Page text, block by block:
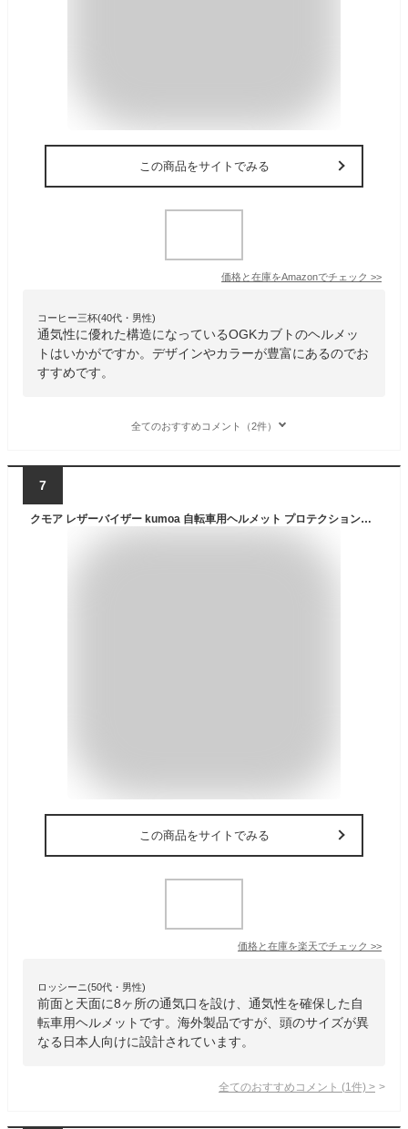
この商品をサイトでみる
価格と在庫をAmazonでチェック >>
コーヒー三杯(40代・男性)
通気性に優れた構造になっているOGKカブトのヘルメッ
トはいかがですか。デザインやカラーが豊富にあるのでお
すすめです。
全てのおすすめコメント（2件）
7
クモア レザーバイザー kumoa 自転車用ヘルメット プロテクションキャップ デイリーユースキャップ ハードシェル おしゃれ 大人 普段づかい 日常生活 通勤 通学 日本製
この商品をサイトでみる
価格と在庫を楽天でチェック >>
ロッシーニ(50代・男性)
前面と天面に8ヶ所の通気口を設け、通気性を確保した自
転車用ヘルメットです。海外製品ですが、頭のサイズが異
なる日本人向けに設計されています。
全てのおすすめコメント (1 件) >